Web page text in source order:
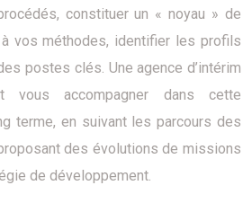
constituer un « noyau » de
vos méthodes, identifier les profils
postes clés. Une agence d’intérim
vous accompagner dans cette
terme, en suivant les parcours des
des évolutions de missions
de développement.